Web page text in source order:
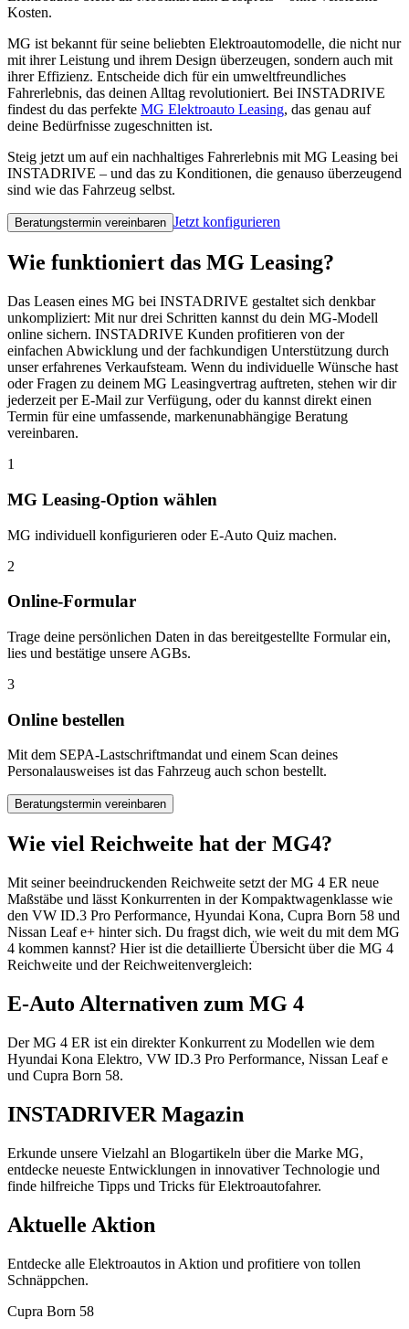
Kosten.
MG ist bekannt für seine beliebten Elektroautomodelle, die nicht nur
mit ihrer Leistung und ihrem Design überzeugen, sondern auch mit
ihrer Effizienz. Entscheide dich für ein umweltfreundliches
Fahrerlebnis, das deinen Alltag revolutioniert. Bei INSTADRIVE
findest du das perfekte MG Elektroauto Leasing, das genau auf
deine Bedürfnisse zugeschnitten ist.
Steig jetzt um auf ein nachhaltiges Fahrerlebnis mit MG Leasing bei
INSTADRIVE – und das zu Konditionen, die genauso überzeugend
sind wie das Fahrzeug selbst.
Beratungstermin vereinbaren Jetzt konfigurieren
Wie funktioniert das MG Leasing?
Das Leasen eines MG bei INSTADRIVE gestaltet sich denkbar
unkompliziert: Mit nur drei Schritten kannst du dein MG-Modell
online sichern. INSTADRIVE Kunden profitieren von der
einfachen Abwicklung und der fachkundigen Unterstützung durch
unser erfahrenes Verkaufsteam. Wenn du individuelle Wünsche hast
oder Fragen zu deinem MG Leasingvertrag auftreten, stehen wir dir
jederzeit per E-Mail zur Verfügung, oder du kannst direkt einen
Termin für eine umfassende, markenunabhängige Beratung
vereinbaren.
1
MG Leasing-Option wählen
MG individuell konfigurieren oder E-Auto Quiz machen.
2
Online-Formular
Trage deine persönlichen Daten in das bereitgestellte Formular ein,
lies und bestätige unsere AGBs.
3
Online bestellen
Mit dem SEPA-Lastschriftmandat und einem Scan deines
Personalausweises ist das Fahrzeug auch schon bestellt.
Beratungstermin vereinbaren
Wie viel Reichweite hat der MG4?
Mit seiner beeindruckenden Reichweite setzt der MG 4 ER neue
Maßstäbe und lässt Konkurrenten in der Kompaktwagenklasse wie
den VW ID.3 Pro Performance, Hyundai Kona, Cupra Born 58 und
Nissan Leaf e+ hinter sich. Du fragst dich, wie weit du mit dem MG
4 kommen kannst? Hier ist die detaillierte Übersicht über die MG 4
Reichweite und der Reichweitenvergleich:
E-Auto Alternativen zum MG 4
Der MG 4 ER ist ein direkter Konkurrent zu Modellen wie dem
Hyundai Kona Elektro, VW ID.3 Pro Performance, Nissan Leaf e
und Cupra Born 58.
INSTADRIVER Magazin
Erkunde unsere Vielzahl an Blogartikeln über die Marke MG,
entdecke neueste Entwicklungen in innovativer Technologie und
finde hilfreiche Tipps und Tricks für Elektroautofahrer.
Aktuelle Aktion
Entdecke alle Elektroautos in Aktion und profitiere von tollen
Schnäppchen.
Cupra Born 58